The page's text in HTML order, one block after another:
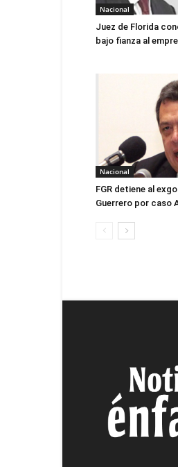
Nacional
Juez de Florida
bajo fianza al
Nacional
FGR detiene al
Guerrero por caso